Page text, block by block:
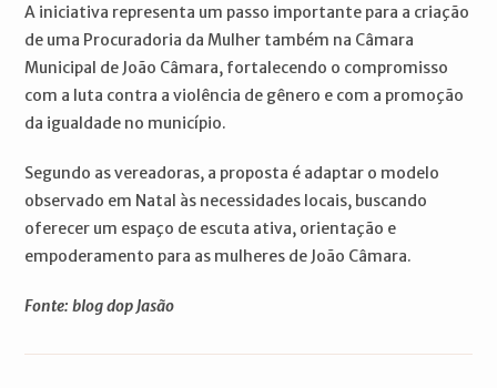
A iniciativa representa um passo importante para a criação
de uma Procuradoria da Mulher também na Câmara
Municipal de João Câmara, fortalecendo o compromisso
com a luta contra a violência de gênero e com a promoção
da igualdade no município.
Segundo as vereadoras, a proposta é adaptar o modelo
observado em Natal às necessidades locais, buscando
oferecer um espaço de escuta ativa, orientação e
empoderamento para as mulheres de João Câmara.
Fonte: blog dop Jasão